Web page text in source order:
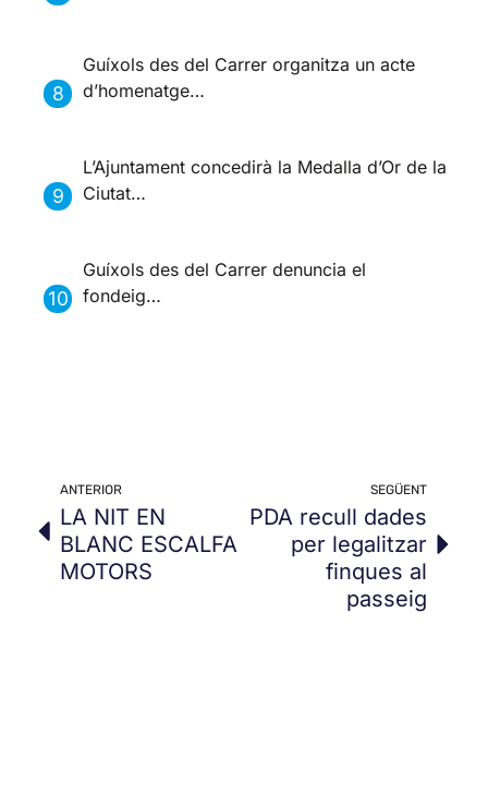
Guíxols des del Carrer organitza un acte
d’homenatge…
L’Ajuntament concedirà la Medalla d’Or de la
Ciutat…
Guíxols des del Carrer denuncia el
fondeig…
ANTERIOR
LA NIT EN
BLANC ESCALFA
MOTORS
SEGÜENT
PDA recull dades
per legalitzar
finques al
passeig